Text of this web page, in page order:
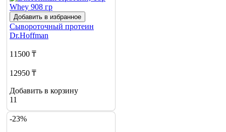
Добавить в избранное
Сывороточный протеин
Dr.Hoffman
11500 ₸
12950 ₸
Добавить в корзину
11
-23%